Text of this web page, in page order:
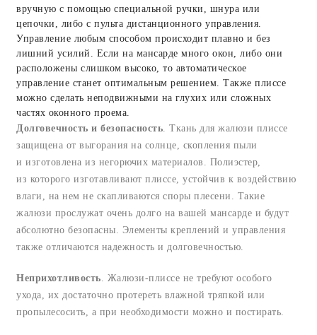
вручную с помощью специальной ручки, шнура или
цепочки, либо с пульта дистанционного управления.
Управление любым способом происходит плавно и без
лишний усилий. Если на мансарде много окон, либо они
расположены слишком высоко, то автоматическое
управление станет оптимальным решением. Также плиссе
можно сделать неподвижными на глухих или сложных
частях оконного проема.
Долговечность и безопасность . Ткань для жалюзи плиссе
защищена от выгорания на солнце, скопления пыли
и изготовлена из негорючих материалов. Полиэстер,
из которого изготавливают плиссе, устойчив к воздействию
влаги, на нем не скапливаются споры плесени. Такие
жалюзи прослужат очень долго на вашей мансарде и будут
абсолютно безопасны. Элементы креплений и управления
также отличаются надежность и долговечностью.
Неприхотливость . Жалюзи-плиссе не требуют особого
ухода, их достаточно протереть влажной тряпкой или
пропылесосить, а при необходимости можно и постирать.